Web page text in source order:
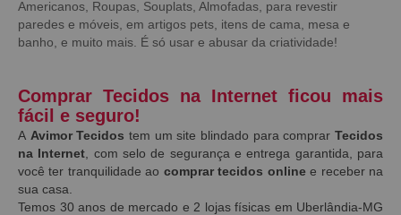
Americanos, Roupas, Souplats, Almofadas, para revestir
paredes e móveis, em artigos pets, itens de cama, mesa e
banho, e muito mais. É só usar e abusar da criatividade!
Comprar Tecidos na Internet ficou mais
fácil e seguro!
A Avimor Tecidos tem um site blindado para comprarTecidos
na Internet , com selo de segurança e entrega garantida, para
você ter tranquilidade ao comprar tecidos onlinee receber na
sua casa.
Temos 30 anos de mercado e 2 lojas físicas em Uberlândia-MG